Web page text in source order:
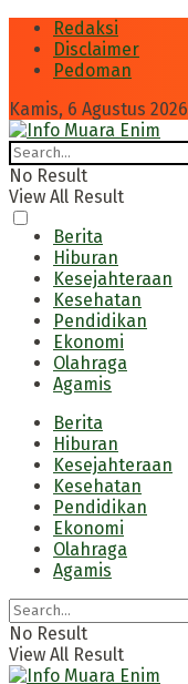
Redaksi
Disclaimer
Pedoman
Kamis, 6 Agustus 2026
No Result
View All Result
Berita
Hiburan
Kesejahteraan
Kesehatan
Pendidikan
Ekonomi
Olahraga
Agamis
Berita
Hiburan
Kesejahteraan
Kesehatan
Pendidikan
Ekonomi
Olahraga
Agamis
No Result
View All Result